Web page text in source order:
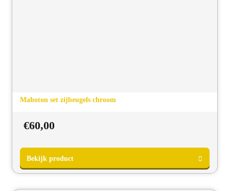
Bekijk product
Mahoton set zijbeugels chroom
€60,00